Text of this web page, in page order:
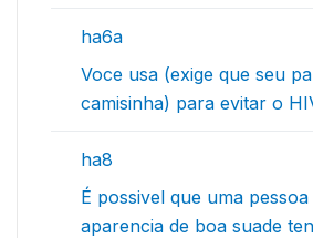
ha6a
Voce usa (exige que seu
camisinha) para evitar o
ha8
É possivel que uma
aparencia de boa suade